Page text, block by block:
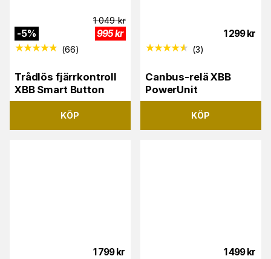
-5%
1 049 kr
995kr
(66)
Trådlös fjärrkontroll
XBB Smart Button
KÖP
1 299 kr
(3)
Canbus-relä XBB
PowerUnit
KÖP
1 799 kr 1 499 kr